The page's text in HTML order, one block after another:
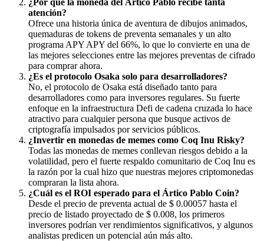
atención?
Ofrece una historia única de aventura de dibujos animados,
quemaduras de tokens de preventa semanales y un alto
programa APY APY del 66%, lo que lo convierte en una de
las mejores selecciones entre las mejores preventas de cifrado
para comprar ahora.
¿Es el protocolo Osaka solo para desarrolladores?
No, el protocolo de Osaka está diseñado tanto para
desarrolladores como para inversores regulares. Su fuerte
enfoque en la infraestructura Defi de cadena cruzada lo hace
atractivo para cualquier persona que busque activos de
criptografía impulsados por servicios públicos.
¿Invertir en monedas de memes como Coq Inu Risky?
Todas las monedas de memes conllevan riesgos debido a la
volatilidad, pero el fuerte respaldo comunitario de Coq Inu es
la razón por la cual hizo que nuestras mejores criptomonedas
compraran la lista ahora.
¿Cuál es el ROI esperado para el Ártico Pablo Coin?
Desde el precio de preventa actual de $ 0.00057 hasta el
precio de listado proyectado de $ 0.008, los primeros
inversores podrían ver rendimientos significativos, y algunos
analistas predicen un potencial aún más alto.